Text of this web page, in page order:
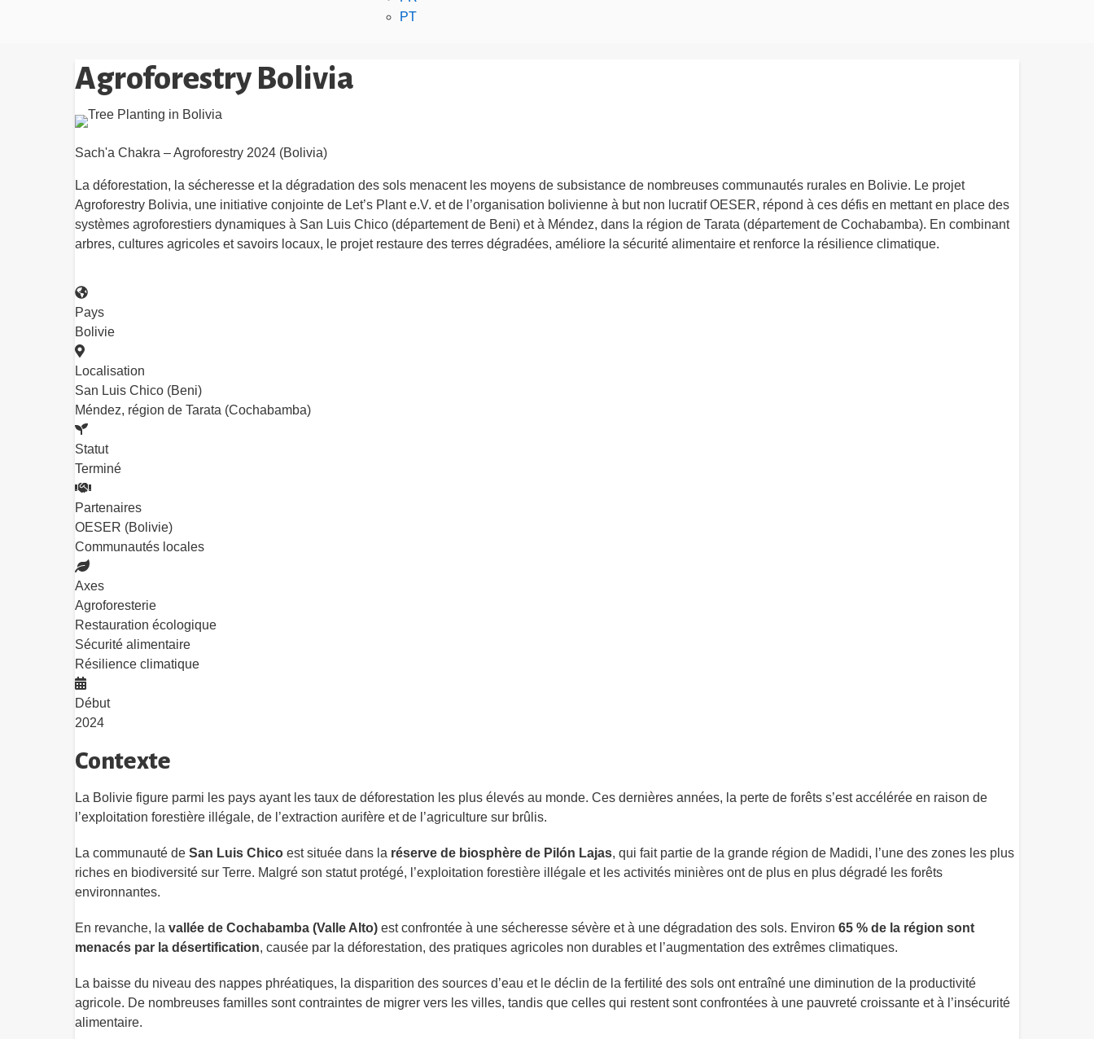
PT
Agroforestry Bolivia
Sach'a Chakra – Agroforestry 2024 (Bolivia)
La déforestation, la sécheresse et la dégradation des sols menacent les moyens de subsistance de nombreuses communautés rurales en Bolivie. Le projet
Agroforestry Bolivia, une initiative conjointe de Let’s Plant e.V. et de l’organisation bolivienne à but non lucratif OESER, répond à ces défis en mettant en place des
systèmes agroforestiers dynamiques à San Luis Chico (département de Beni) et à Méndez, dans la région de Tarata (département de Cochabamba). En combinant
arbres, cultures agricoles et savoirs locaux, le projet restaure des terres dégradées, améliore la sécurité alimentaire et renforce la résilience climatique.
Pays
Bolivie
Localisation
San Luis Chico (Beni)
Méndez, région de Tarata (Cochabamba)
Statut
Terminé
Partenaires
OESER (Bolivie)
Communautés locales
Axes
Agroforesterie
Restauration écologique
Sécurité alimentaire
Résilience climatique
Début
2024
Contexte
La Bolivie figure parmi les pays ayant les taux de déforestation les plus élevés au monde. Ces dernières années, la perte de forêts s’est accélérée en raison de
l’exploitation forestière illégale, de l’extraction aurifère et de l’agriculture sur brûlis.
La communauté de San Luis Chico est située dans la réserve de biosphère de Pilón Lajas, qui fait partie de la grande région de Madidi, l’une des zones les plus
riches en biodiversité sur Terre. Malgré son statut protégé, l’exploitation forestière illégale et les activités minières ont de plus en plus dégradé les forêts
environnantes.
En revanche, la vallée de Cochabamba (Valle Alto) est confrontée à une sécheresse sévère et à une dégradation des sols. Environ 65 % de la région sont
menacés par la désertification, causée par la déforestation, des pratiques agricoles non durables et l’augmentation des extrêmes climatiques.
La baisse du niveau des nappes phréatiques, la disparition des sources d’eau et le déclin de la fertilité des sols ont entraîné une diminution de la productivité
agricole. De nombreuses familles sont contraintes de migrer vers les villes, tandis que celles qui restent sont confrontées à une pauvreté croissante et à l’insécurité
alimentaire.